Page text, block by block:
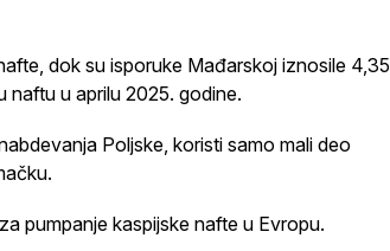
dok su isporuke Mađarskoj iznosile 4,35
naftu u aprilu 2025. godine.
Poljske, koristi samo mali deo
pumpanje kaspijske nafte u Evropu.